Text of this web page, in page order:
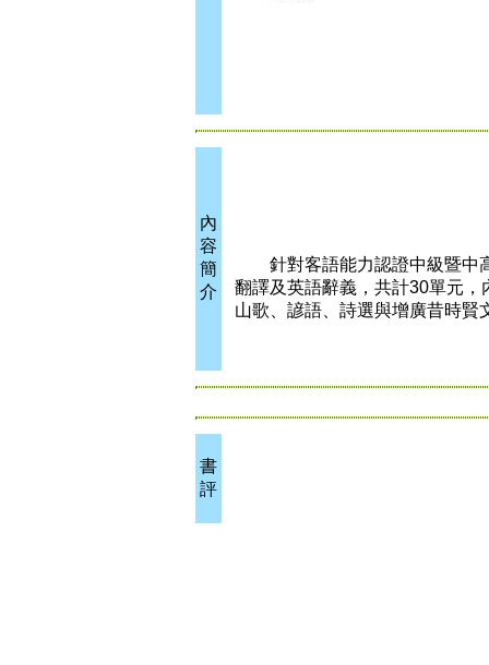
內
容
簡
介
針對客語能力認證中級暨中高
翻譯及英語辭義，共計30單元
山歌、諺語、詩選與增廣昔時賢
書
評